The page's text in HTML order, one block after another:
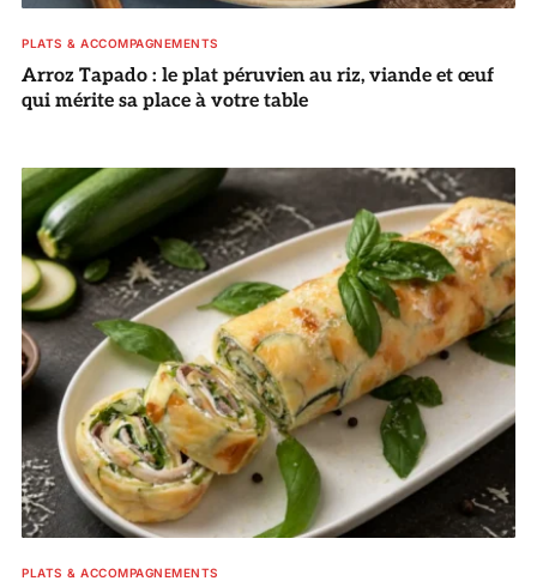
PLATS & ACCOMPAGNEMENTS
Arroz Tapado : le plat péruvien au riz, viande et œuf
qui mérite sa place à votre table
PLATS & ACCOMPAGNEMENTS